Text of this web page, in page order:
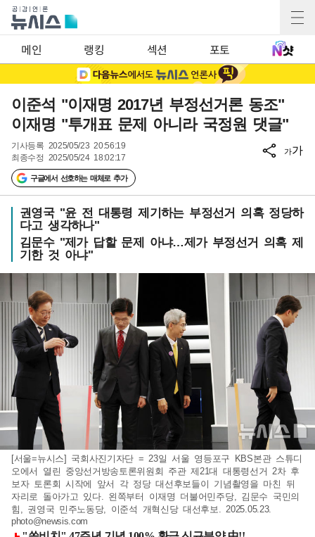
메인 랭킹 섹션 포토
이준석 "이재명 2017년 부정선거론 동조"
이재명 "투개표 문제 아니라 국정원 댓글"
기사등록 2025/05/23 20:56:19
최종수정 2025/05/24 18:02:17
구글에서 선호하는 매체로 추가
가가
권영국 "윤 전 대통령 제기하는 부정선거 의혹 정당하
다고 생각하나"
김문수 "제가 답할 문제 아냐…제가 부정선거 의혹 제
기한 것 아냐"
[서울=뉴시스] 국회사진기자단 = 23일 서울 영등포구 KBS본관 스튜디
오에서 열린 중앙선거방송토론위원회 주관 제21대 대통령선거 2차 후
보자 토론회 시작에 앞서 각 정당 대선후보들이 기념촬영을 마친 뒤
자리로 돌아가고 있다. 왼쪽부터 이재명 더불어민주당, 김문수 국민의
힘, 권영국 민주노동당, 이준석 개혁신당 대선후보. 2025.05.23.
photo@newsis.com